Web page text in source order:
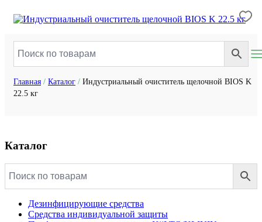
Главная / Каталог / Индустриальный очиститель щелочной BIOS K
22.5 кг
Каталог
Дезинфицирующие средства
Средства индивидуальной защиты